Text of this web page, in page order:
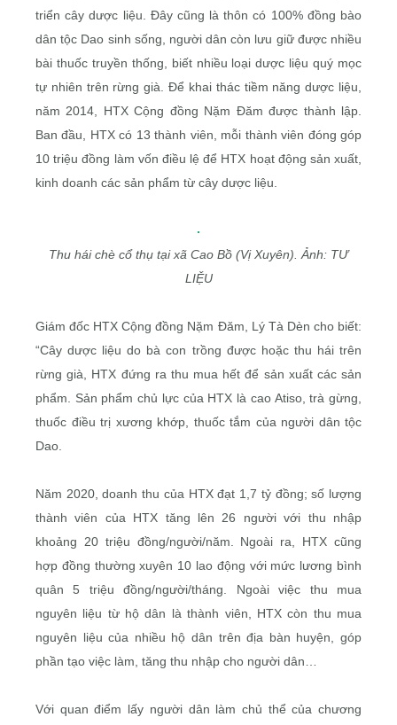
triển cây dược liệu. Đây cũng là thôn có 100% đồng bào
dân tộc Dao sinh sống, người dân còn lưu giữ được nhiều
bài thuốc truyền thống, biết nhiều loại dược liệu quý mọc
tự nhiên trên rừng già. Để khai thác tiềm năng dược liệu,
năm 2014, HTX Cộng đồng Nặm Đăm được thành lập.
Ban đầu, HTX có 13 thành viên, mỗi thành viên đóng góp
10 triệu đồng làm vốn điều lệ để HTX hoạt động sản xuất,
kinh doanh các sản phẩm từ cây dược liệu.
Thu hái chè cổ thụ tại xã Cao Bồ (Vị Xuyên). Ảnh: TƯ
LIỆU
Giám đốc HTX Cộng đồng Nặm Đăm, Lý Tà Dèn cho biết:
“Cây dược liệu do bà con trồng được hoặc thu hái trên
rừng già, HTX đứng ra thu mua hết để sản xuất các sản
phẩm. Sản phẩm chủ lực của HTX là cao Atiso, trà gừng,
thuốc điều trị xương khớp, thuốc tắm của người dân tộc
Dao.
Năm 2020, doanh thu của HTX đạt 1,7 tỷ đồng; số lượng
thành viên của HTX tăng lên 26 người với thu nhập
khoảng 20 triệu đồng/người/năm. Ngoài ra, HTX cũng
hợp đồng thường xuyên 10 lao động với mức lương bình
quân 5 triệu đồng/người/tháng. Ngoài việc thu mua
nguyên liệu từ hộ dân là thành viên, HTX còn thu mua
nguyên liệu của nhiều hộ dân trên địa bàn huyện, góp
phần tạo việc làm, tăng thu nhập cho người dân…
Với quan điểm lấy người dân làm chủ thể của chương